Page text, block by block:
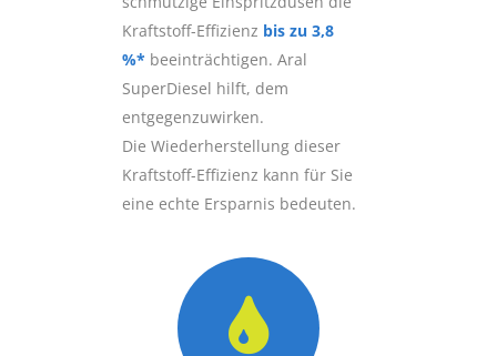
Kraftstoff-Effizienz bis zu 3,8
%* beeinträchtigen. Aral
SuperDiesel hilft, dem
entgegenzuwirken.
Die Wiederherstellung dieser
Kraftstoff-Effizienz kann für Sie
eine echte Ersparnis bedeuten.